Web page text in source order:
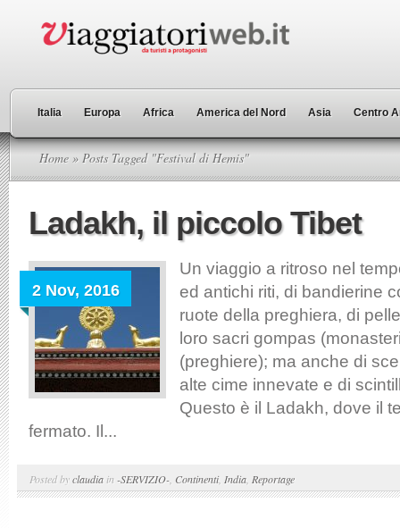
Italia Europa Africa America del Nord Asia Centro
Home » Posts Tagged "Festival di Hemis"
Ladakh, il piccolo Tibet
2 Nov, 2016
Un viaggio a ritroso nel
ed antichi riti, di bandierine
ruote della preghiera, di
loro sacri gompas
(preghiere); ma anche di
alte cime innevate e di
Questo è il Ladakh, dove il
fermato. Il...
Posted byclaudia in -SERVIZIO- Continenti, India Reportage